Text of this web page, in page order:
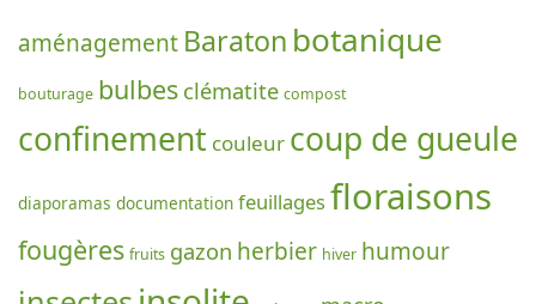
aménagement Baraton botanique
bouturage bulbes clématite compost
confinement couleur coup de gueule
diaporamas documentation feuillagesfloraisons
fougères fruits gazon herbier hiver humour